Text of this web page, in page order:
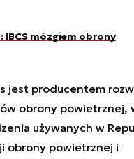
IBCS mózgiem obrony
jest producentem
obrony powietrznej,
używanych w
obrony powietrznej i